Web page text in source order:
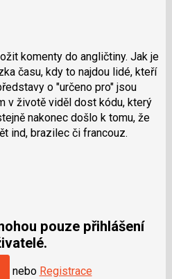
komenty do angličtiny. Jak je
času, kdy to najdou lidé, kteří
o "určeno pro" jsou
v životě viděl dost kódu, který
nakonec došlo k tomu, že
ind, brazilec či francouz.
pouze přihlášení
nebo Registrace